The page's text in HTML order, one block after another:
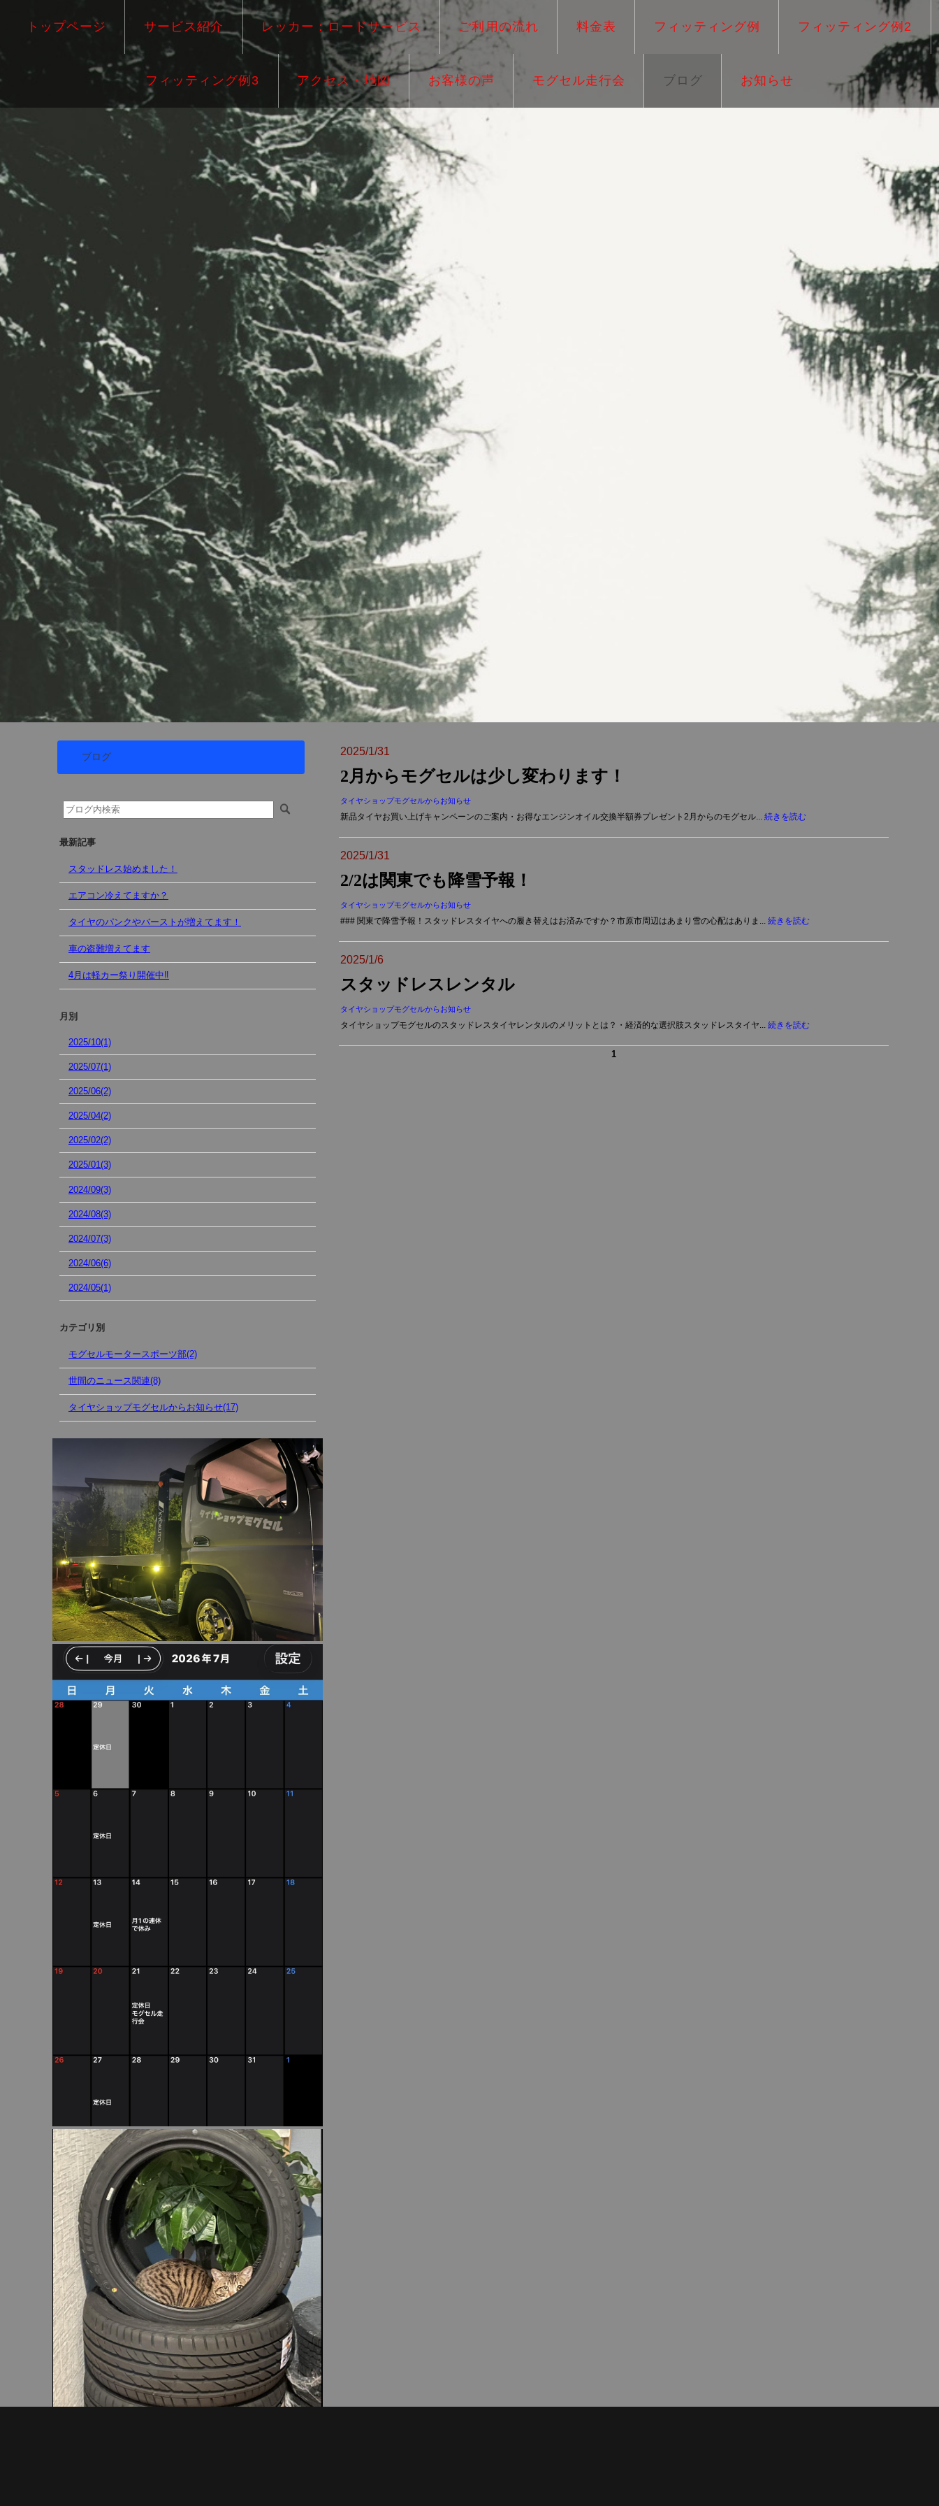
トップページ サービス紹介 レッカー：ロードサービス ご利用の流れ 料金表 フィッティング例 フィッティング例2
フィッティング例3 アクセス・地図 お客様の声 モグセル走行会 ブログ お知らせ
ブログ
最新記事
スタッドレス始めました！
エアコン冷えてますか？
タイヤのパンクやバーストが増えてます！
車の盗難増えてます
4月は軽カー祭り開催中‼︎
月別
2025/10(1)
2025/07(1)
2025/06(2)
2025/04(2)
2025/02(2)
2025/01(3)
2024/09(3)
2024/08(3)
2024/07(3)
2024/06(6)
2024/05(1)
カテゴリ別
モグセルモータースポーツ部(2)
世間のニュース関連(8)
タイヤショップモグセルからお知らせ(17)
2025/1/31
2月からモグセルは少し変わります！
タイヤショップモグセルからお知らせ
新品タイヤお買い上げキャンペーンのご案内・お得なエンジンオイル交換半額券プレゼント2月からのモグセル...続きを読む
2025/1/31
2/2は関東でも降雪予報！
タイヤショップモグセルからお知らせ
### 関東で降雪予報！スタッドレスタイヤへの履き替えはお済みですか？市原市周辺はあまり雪の心配はありま...続きを読む
2025/1/6
スタッドレスレンタル
タイヤショップモグセルからお知らせ
タイヤショップモグセルのスタッドレスタイヤレンタルのメリットとは？・経済的な選択肢スタッドレスタイヤ...続きを読む
1